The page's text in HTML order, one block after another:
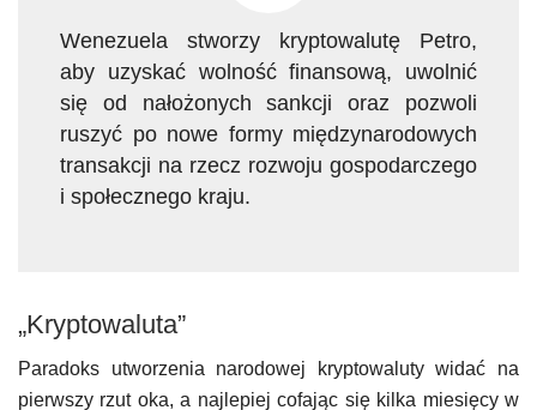
Wenezuela stworzy kryptowalutę Petro,
aby uzyskać wolność finansową, uwolnić
się od nałożonych sankcji oraz pozwoli
ruszyć po nowe formy międzynarodowych
transakcji na rzecz rozwoju gospodarczego
i społecznego kraju.
„Kryptowaluta”
Paradoks utworzenia narodowej kryptowaluty widać na
pierwszy rzut oka, a najlepiej cofając się kilka miesięcy w